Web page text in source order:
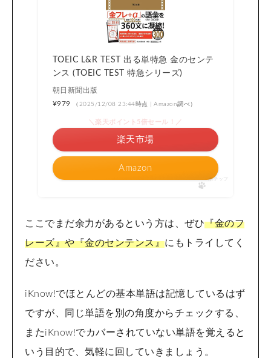
TOEIC L&R TEST 出る単特急 金のセンテ
ンス (TOEIC TEST 特急シリーズ)
朝日新聞出版
¥979
（2025/12/08 23:44時点 | Amazon調べ）
Amazon
＼楽天ポイント5倍セール！／
楽天市場
ポチップ
ここでまだ余力があるという方は、ぜひ『金のフ
レーズ』や『金のセンテンス』にもトライしてく
ださい。
iKnow!でほとんどの基本単語は記憶しているはず
ですが、同じ単語を別の角度からチェックする、
またiKnow!でカバーされていない単語を覚えると
いう目的で、気軽に回していきましょう。